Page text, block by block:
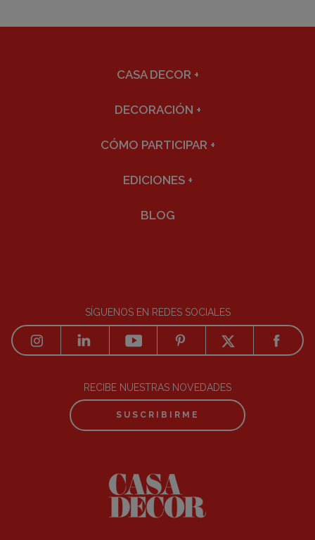
CASA DECOR +
DECORACIÓN +
CÓMO PARTICIPAR +
EDICIONES +
BLOG
SÍGUENOS EN REDES SOCIALES
RECIBE NUESTRAS NOVEDADES
SUSCRIBIRME